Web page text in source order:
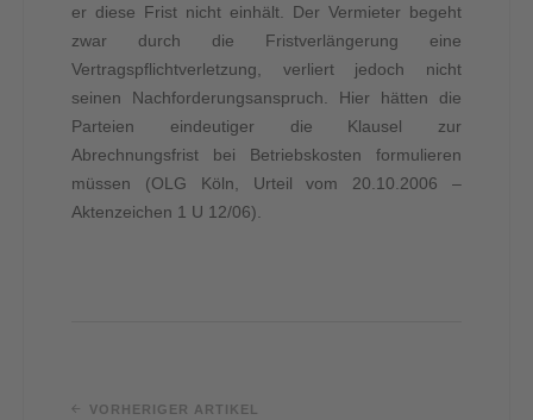
er diese Frist nicht einhält. Der Vermieter begeht
zwar durch die Fristverlängerung eine
Vertragspflichtverletzung, verliert jedoch nicht
seinen Nachforderungsanspruch. Hier hätten die
Parteien eindeutiger die Klausel zur
Abrechnungsfrist bei Betriebskosten formulieren
müssen (OLG Köln, Urteil vom 20.10.2006 –
Aktenzeichen 1 U 12/06).
VORHERIGER ARTIKEL